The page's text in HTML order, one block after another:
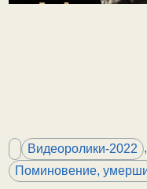
Видеоролики-2022 ,
Поминовение,